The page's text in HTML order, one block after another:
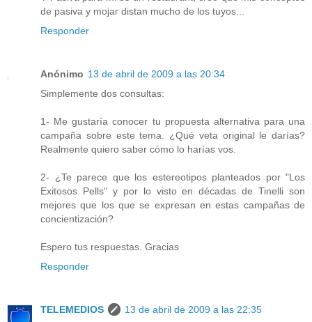
de pasiva y mojar distan mucho de los tuyos...
Responder
Anónimo 13 de abril de 2009 a las 20:34
Simplemente dos consultas:
1- Me gustaría conocer tu propuesta alternativa para una
campaña sobre este tema. ¿Qué veta original le darías?
Realmente quiero saber cómo lo harías vos.
2- ¿Te parece que los estereotipos planteados por "Los
Exitosos Pells" y por lo visto en décadas de Tinelli son
mejores que los que se expresan en estas campañas de
concientización?
Espero tus respuestas. Gracias
Responder
TELEMEDIOS
13 de abril de 2009 a las 22:35